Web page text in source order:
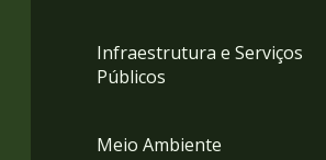
Infraestrutura e Serviços
Públicos
Meio Ambiente